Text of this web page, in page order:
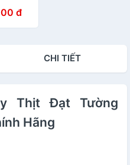
đ
CHI TIẾT
Thịt Đạt Tường
Hãng